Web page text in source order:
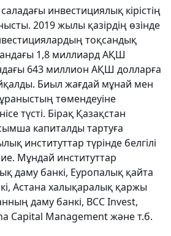
инвестициялық кірістің
2019 жылы қазірдің өзінде
тоқсандық
1,8 миллиард АҚШ
643 миллион АҚШ долларға
Биыл жағдай мұнай мен
төмендеуіне
түсті. Бірақ Қазақстан
капиталды тартуға
институттар түрінде белгілі
Мұндай институттар
даму банкі, Еуропалық қайта
Астана халықаралық қаржы
даму банкі, BCC Invest,
Capital Management және т.б.